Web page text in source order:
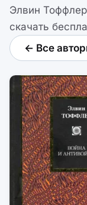
Элвин
скачать
← Все